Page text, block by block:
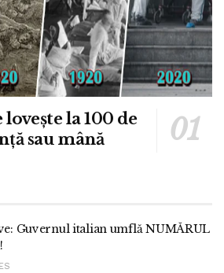
la 100 de
sau mână
Guvernul italian umflă NUMĂRUL